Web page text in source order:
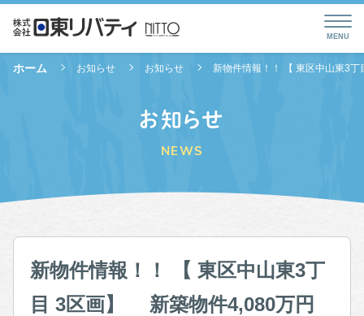
ホーム お知らせ お知らせ 新物件情報！！ 【 東区中山東3
お知らせ
NEWS
新物件情報！！ 【 東区中山東3丁
目 3区画】 新築物件4,080万円